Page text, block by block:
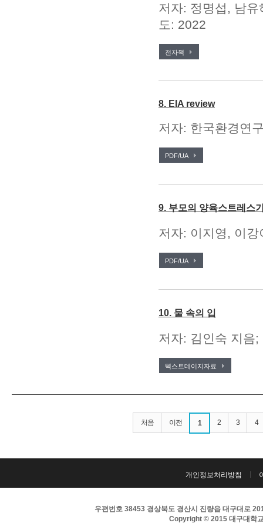
저자: 정명섭, 남
도: 2022
전자책
8. EIA review
저자: 한국환경연
PDF/UA
9. 부모의 양육스트레스
저자: 이지영, 이
PDF/UA
10. 물 속의 입
저자: 김인숙 지음
텍스트데이지자료
처음 이전 1 2 3 4
개인정보처리방침
우편번호 38453 경상북도 경산시 진량읍 대구대로
Copyright © 2015 대구대학